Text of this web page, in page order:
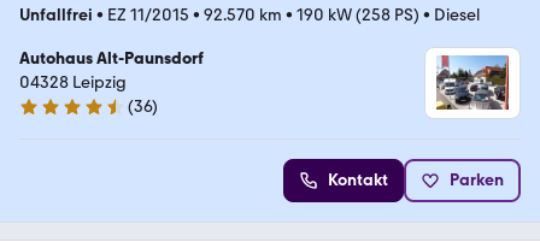
Unfallfrei • EZ 11/2015 • 92.570 km • 190 kW (258 PS) • Diesel
Autohaus Alt-Paunsdorf
04328 Leipzig
4.5 Sterne
(36)
Kontakt Parken